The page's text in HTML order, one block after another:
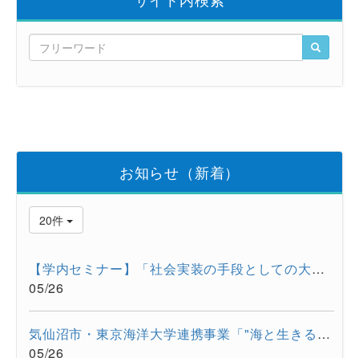
お知らせ（新着）
20件
【学内セミナー】「社会実装の手段としての大学発スタートアップ...
05/26
気仙沼市・東京海洋大学連携事業「"海と生きる"連続水産セミナー...
05/26